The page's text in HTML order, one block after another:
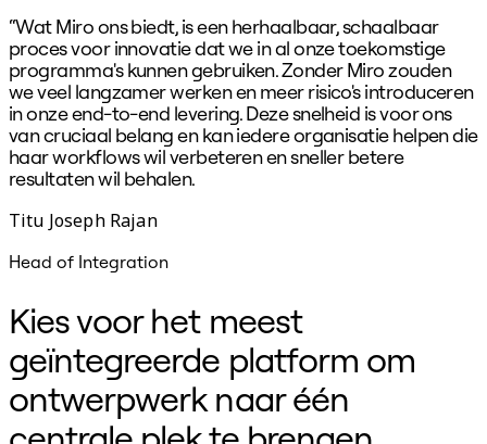
“Wat Miro ons biedt, is een herhaalbaar, schaalbaar
proces voor innovatie dat we in al onze toekomstige
programma's kunnen gebruiken. Zonder Miro zouden
we veel langzamer werken en meer risico's introduceren
in onze end-to-end levering. Deze snelheid is voor ons
van cruciaal belang en kan iedere organisatie helpen die
haar workflows wil verbeteren en sneller betere
resultaten wil behalen.
Titu Joseph Rajan
Head of Integration
Kies voor het meest
geïntegreerde platform om
ontwerpwerk naar één